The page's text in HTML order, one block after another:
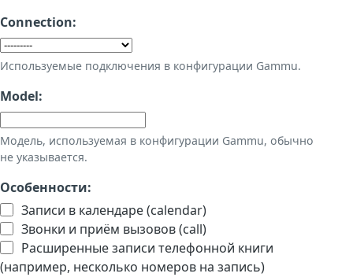
Connection:
Используемые подключения в конфигурации Gammu.
Model:
Модель, используемая в конфигурации Gammu, обычно
не указывается.
Особенности:
Записи в календаре (calendar)
Звонки и приём вызовов (call)
Расширенные записи телефонной книги
(например, несколько номеров на запись)